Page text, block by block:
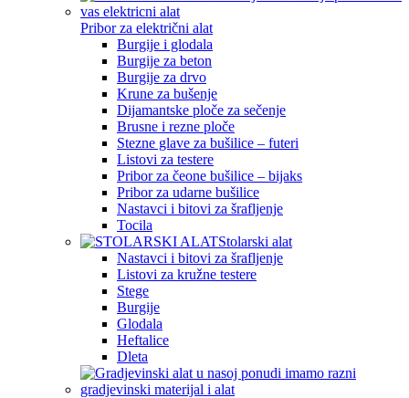
Pribor za električni alat
Burgije i glodala
Burgije za beton
Burgije za drvo
Krune za bušenje
Dijamantske ploče za sečenje
Brusne i rezne ploče
Stezne glave za bušilice – futeri
Listovi za testere
Pribor za čeone bušilice – bijaks
Pribor za udarne bušilice
Nastavci i bitovi za šrafljenje
Tocila
Stolarski alat
Nastavci i bitovi za šrafljenje
Listovi za kružne testere
Stege
Burgije
Glodala
Heftalice
Dleta